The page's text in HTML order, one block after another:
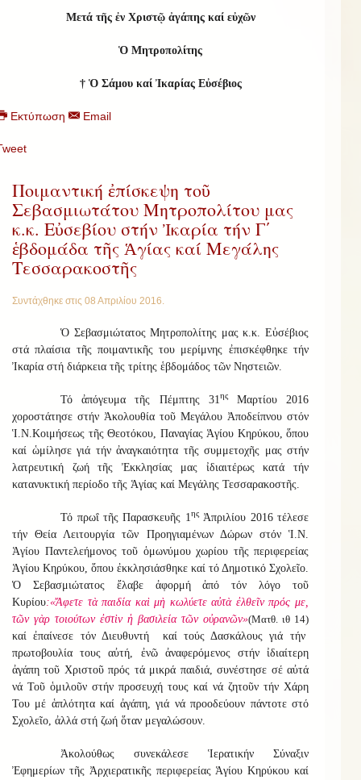
Μετά τῆς ἐν Χριστῷ ἀγάπης καί εὐχῶν
Ὁ Μητροπολίτης
† Ὁ Σάμου καί Ἰκαρίας Εὐσέβιος
Εκτύπωση Email
Ποιμαντική ἐπίσκεψη τοῦ
Σεβασμιωτάτου Μητροπολίτου μας
κ.κ. Εὐσεβίου στήν Ἰκαρία τήν Γ΄
ἑβδομάδα τῆς Ἁγίας καί Μεγάλης
Τεσσαρακοστῆς
Συντάχθηκε στις 08 Απριλίου 2016
Ὁ Σεβασμιώτατος Μητροπολίτης μας κ.κ. Εὐσέβιος
στά πλαίσια τῆς ποιμαντικῆς του μερίμνης ἐπισκέφθηκε τήν
Ἰκαρία στή διάρκεια τῆς τρίτης ἑβδομάδος τῶν Νηστειῶν.
Τό ἀπόγευμα τῆς Πέμπτης 31ηςΜαρτίου 2016
χοροστάτησε στήν Ἀκολουθία τοῦ Μεγάλου Ἀποδείπνου στόν
Ἱ.Ν.Κοιμήσεως τῆς Θεοτόκου, Παναγίας Ἁγίου Κηρύκου, ὅπου
καί ὡμίλησε γιά τήν ἀναγκαιότητα τῆς συμμετοχῆς μας στήν
λατρευτική ζωή τῆς Ἐκκλησίας μας ἰδιαιτέρως κατά τήν
κατανυκτική περίοδο τῆς Ἁγίας καί Μεγάλης Τεσσαρακοστῆς.
Τό πρωΐ τῆς Παρασκευῆς 1ηςἈπριλίου 2016 τέλεσε
τήν Θεία Λειτουργία τῶν Προηγιαμένων Δώρων στόν Ἱ.Ν.
Ἁγίου Παντελεήμονος τοῦ ὁμωνύμου χωρίου τῆς περιφερείας
Ἁγίου Κηρύκου, ὅπου ἐκκλησιάσθηκε καί τό Δημοτικό Σχολεῖο.
Ὁ Σεβασμιώτατος ἔλαβε ἀφορμή ἀπό τόν λόγο τοῦ
Κυρίου:«Ἄφετε τὰ παιδία καὶ μὴ κωλύετε αὐτὰ ἐλθεῖν πρός με,
τῶν γὰρ τοιούτων ἐστὶν ἡ βασιλεία τῶν οὐρανῶν»(Ματθ. ιθ 14)
καί ἐπαίνεσε τόν Διευθυντή καί τούς Δασκάλους γιά τήν
πρωτοβουλία τους αὐτή, ἐνῶ ἀναφερόμενος στήν ἰδιαίτερη
ἀγάπη τοῦ Χριστοῦ πρός τά μικρά παιδιά, συνέστησε σέ αὐτά
νά Τοῦ ὁμιλοῦν στήν προσευχή τους καί νά ζητοῦν τήν Χάρη
Του μέ ἁπλότητα καί ἀγάπη, γιά νά προοδεύουν πάντοτε στό
Σχολεῖο, ἀλλά στή ζωή ὅταν μεγαλώσουν.
Ἀκολούθως συνεκάλεσε Ἱερατικήν Σύναξιν
Ἐφημερίων τῆς Ἀρχιερατικῆς περιφερείας Ἁγίου Κηρύκου καί